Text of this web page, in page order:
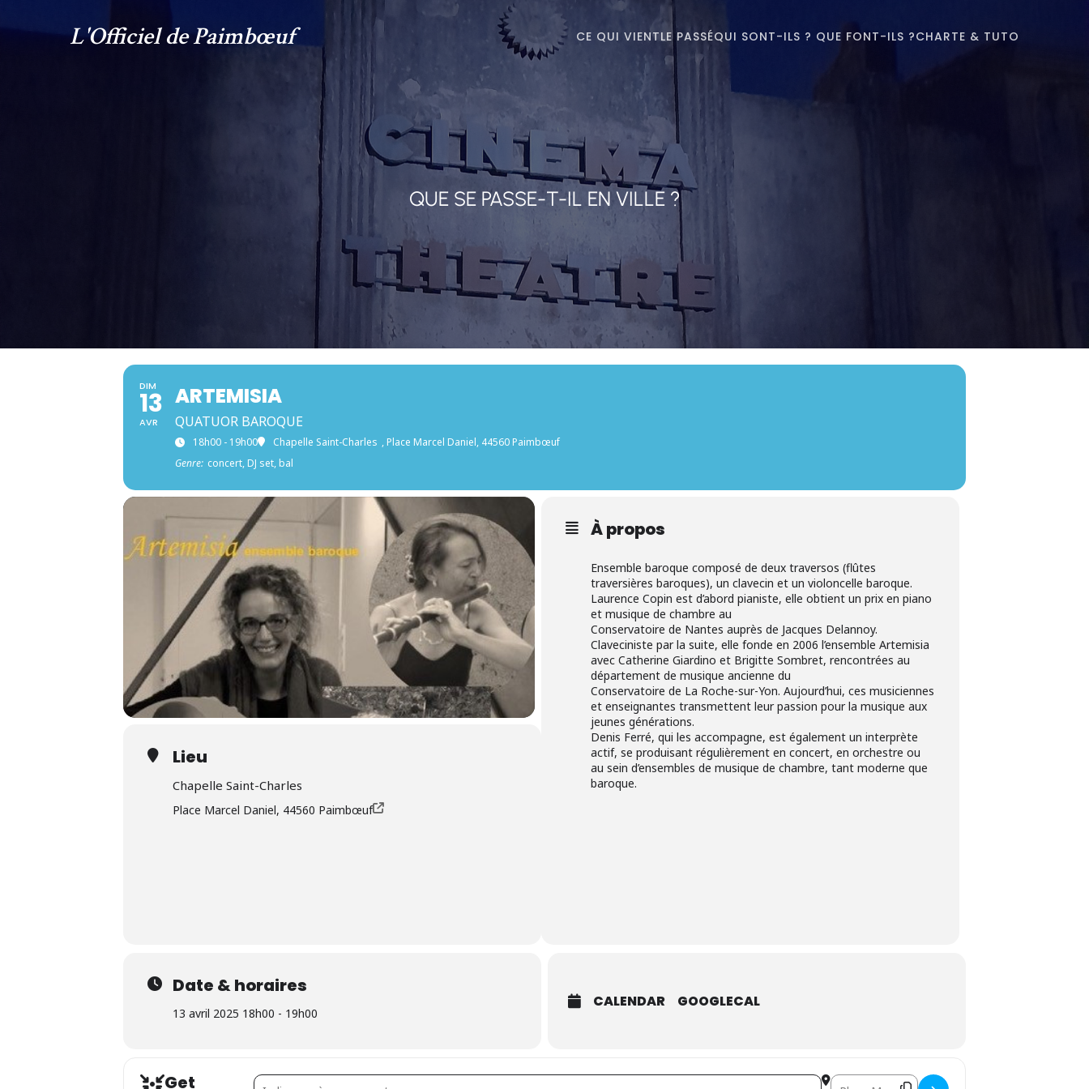
L'Officiel de Paimbœuf CE QUI VIENTLE PASSÉQUI SONT-ILS ? QUE FONT-ILS ?CHARTE & TUTO
QUE SE PASSE-T-IL EN VILLE ?
DIM
13
AVR
ARTEMISIA
QUATUOR BAROQUE
18h00 - 19h00 Chapelle Saint-Charles , Place Marcel Daniel, 44560 Paimbœuf
Genre: concert, DJ set, bal
À propos
​Ensemble baroque composé de deux traversos (flûtes
traversières baroques), un clavecin et un violoncelle baroque.
Laurence Copin est d’abord pianiste, elle obtient un prix en piano
et musique de chambre au
Conservatoire de Nantes auprès de Jacques Delannoy.
Claveciniste par la suite, elle fonde en 2006 l’ensemble Artemisia
avec Catherine Giardino et Brigitte Sombret, rencontrées au
département de musique ancienne du
Conservatoire de La Roche-sur-Yon. Aujourd’hui, ces musiciennes
et enseignantes transmettent leur passion pour la musique aux
jeunes générations.
Denis Ferré, qui les accompagne, est également un interprète
actif, se produisant régulièrement en concert, en orchestre ou
au sein d’ensembles de musique de chambre, tant moderne que
baroque.
Lieu
Chapelle Saint-Charles
Place Marcel Daniel, 44560 Paimbœuf
Date & horaires
13 avril 2025 18h00 - 19h00
CALENDAR GOOGLECAL
Get Address - Artemisia [] Destination Address - Artemisia []